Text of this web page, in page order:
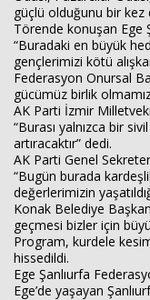
güçlü olduğunu bir
Törende konuşan Ege
“Buradaki en büyük
gençlerimizi kötü
Federasyon Onursal
gücümüz birlik
AK Parti İzmir
“Burası yalnızca bir
artıracaktır” dedi.
AK Parti Genel
“Bugün burada
değerlerimizin
Konak Belediye
geçmesi bizler için
Program, kurdele
hissedildi.
Ege Şanlıurfa
Ege’de yaşayan